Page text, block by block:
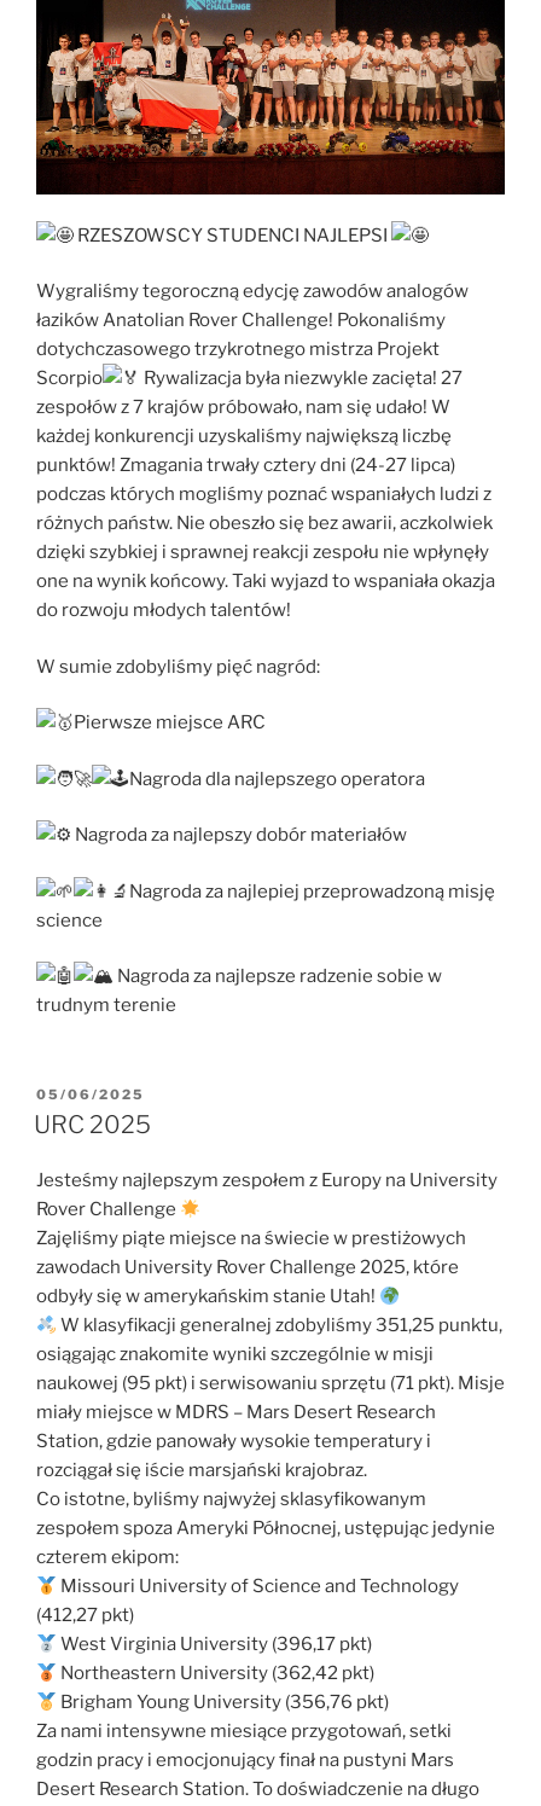
RZESZOWSCY STUDENCI NAJLEPSI
Wygraliśmy tegoroczną edycję zawodów analogów
łazików Anatolian Rover Challenge! Pokonaliśmy
dotychczasowego trzykrotnego mistrza Projekt
Scorpio
Rywalizacja była niezwykle zacięta! 27
zespołów z 7 krajów próbowało, nam się udało! W
każdej konkurencji uzyskaliśmy największą liczbę
punktów! Zmagania trwały cztery dni (24-27 lipca)
podczas których mogliśmy poznać wspaniałych ludzi z
różnych państw. Nie obeszło się bez awarii, aczkolwiek
dzięki szybkiej i sprawnej reakcji zespołu nie wpłynęły
one na wynik końcowy. Taki wyjazd to wspaniała okazja
do rozwoju młodych talentów!
W sumie zdobyliśmy pięć nagród:
Pierwsze miejsce ARC
Nagroda dla najlepszego operatora
Nagroda za najlepszy dobór materiałów
Nagroda za najlepiej przeprowadzoną misję
science
Nagroda za najlepsze radzenie sobie w
trudnym terenie
OPUBLIKOWANE
W
05/06/2025
URC 2025
Jesteśmy najlepszym zespołem z Europy na University
Rover Challenge
Zajęliśmy piąte miejsce na świecie w prestiżowych
zawodach University Rover Challenge 2025, które
odbyły się w amerykańskim stanie Utah!
W klasyfikacji generalnej zdobyliśmy 351,25 punktu,
osiągając znakomite wyniki szczególnie w misji
naukowej (95 pkt) i serwisowaniu sprzętu (71 pkt). Misje
miały miejsce w MDRS – Mars Desert Research
Station, gdzie panowały wysokie temperatury i
rozciągał się iście marsjański krajobraz.
Co istotne, byliśmy najwyżej sklasyfikowanym
zespołem spoza Ameryki Północnej, ustępując jedynie
czterem ekipom:
Missouri University of Science and Technology
(412,27 pkt)
West Virginia University (396,17 pkt)
Northeastern University (362,42 pkt)
Brigham Young University (356,76 pkt)
Za nami intensywne miesiące przygotowań, setki
godzin pracy i emocjonujący finał na pustyni Mars
Desert Research Station. To doświadczenie na długo